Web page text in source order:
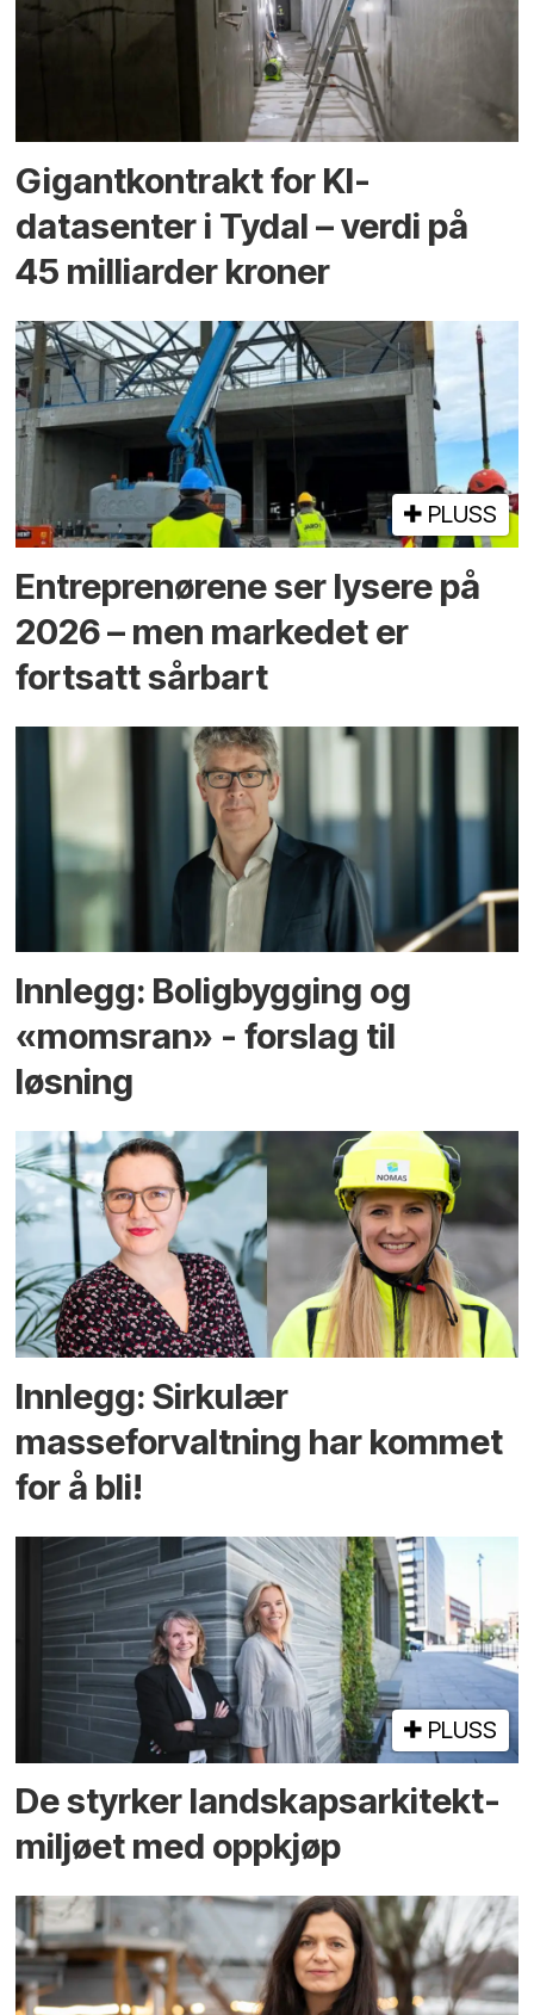
Gigantkontrakt for KI-
datasenter i Tydal – verdi på
45 milliarder kroner
PLUSS
Entreprenørene ser lysere på
2026 – men markedet er
fortsatt sårbart
Innlegg: Boligbygging og
«momsran» - forslag til
løsning
Innlegg: Sirkulær
masseforvaltning har kommet
for å bli!
PLUSS
De styrker landskaps­arkitekt­
miljøet med oppkjøp